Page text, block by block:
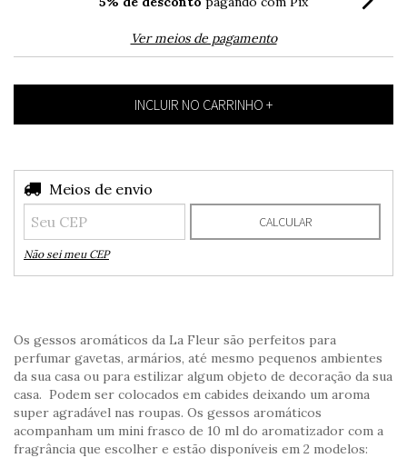
Ver meios de pagamento
Entregas para o CEP:
Meios de envio
CALCULAR
Não sei meu CEP
Os gessos aromáticos da La Fleur são perfeitos para
perfumar gavetas, armários, até mesmo pequenos ambientes
da sua casa ou para estilizar algum objeto de decoração da sua
casa. Podem ser colocados em cabides deixando um aroma
super agradável nas roupas. Os gessos aromáticos
acompanham um mini frasco de 10 ml do aromatizador com a
fragrância que escolher e estão disponíveis em 2 modelos: